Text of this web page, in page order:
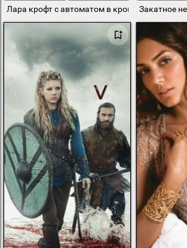
Лара крофт с автоматом в крови Закатное